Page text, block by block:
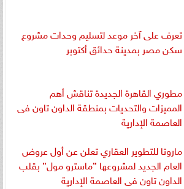
تعرف على آخر موعد لتسليم وحدات مشروع
سكن مصر بمدينة حدائق أكتوبر
مطوري القاهرة الجديدة تناقش أهم
المميزات والتحديات بمنطقة الداون تاون فى
العاصمة الإدارية
ماروتا للتطوير العقاري تعلن عن أول عروض
العام الجديد لمشروعها ”ماسترو مول” بقلب
الداون تاون فى العاصمة الإدارية